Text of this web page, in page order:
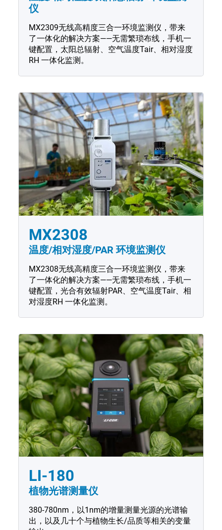
仪
MX2309无线高精度三合一环境监测仪，带来
了一体化的解决方案——无需繁琐布线，手机一
键配置，太阳总辐射、空气温度Tair、相对湿度
RH 一体化监测。
MX2308
温度/相对湿度/PAR 环境监测仪
MX2308无线高精度三合一环境监测仪，带来
了一体化的解决方案——无需繁琐布线，手机一
键配置，光合有效辐射PAR、空气温度Tair、相
对湿度RH 一体化监测。
LI-180
植物光谱测量仪
380-780nm，以1nm的增量测量光源的光谱输
出，以及几十个与植物生长/品质等相关的变量